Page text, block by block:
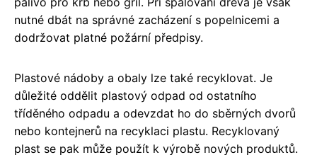
nutné dbát na správné zacházení s popelnicemi a
dodržovat platné požární předpisy.
Plastové nádoby a obaly lze také recyklovat. Je
důležité oddělit plastový odpad od ostatního
tříděného odpadu a odevzdat ho do sběrných dvorů
nebo kontejnerů na recyklaci plastu. Recyklovaný
plast se pak může použít k výrobě nových produktů.